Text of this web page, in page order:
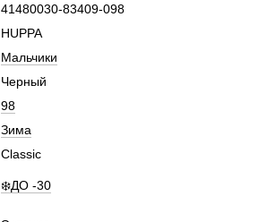
41480030-83409-098
HUPPA
Мальчики
Черный
98
Зима
Classic
❄️ДО -30